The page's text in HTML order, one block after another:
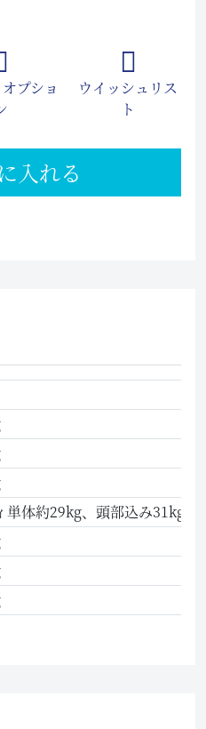
プショ
ウイッシュリス
ト
入れる
単体約29kg、頭部込み31kg